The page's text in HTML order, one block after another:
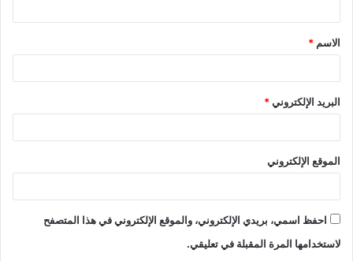
الاسم *
البريد الإلكتروني*
الموقع الإلكتروني
احفظ اسمي، بريدي الإلكتروني، والموقع الإلكتروني في هذا المتصفح
لاستخدامها المرة المقبلة في تعليقي.